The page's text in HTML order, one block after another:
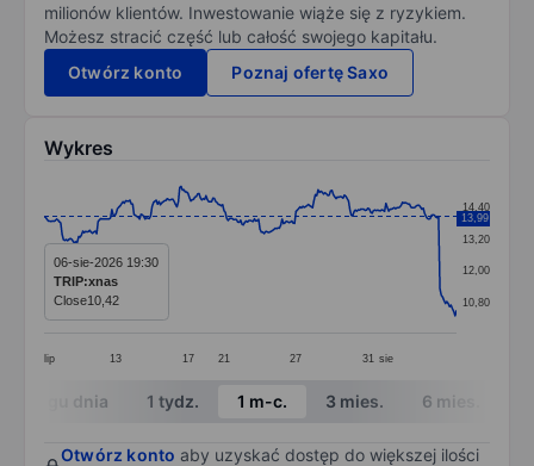
milionów klientów. Inwestowanie wiąże się z ryzykiem.
Możesz stracić część lub całość swojego kapitału.
Otwórz konto
Poznaj ofertę Saxo
Wykres
Line chart with 299 data points.
The chart has 1 X axis displaying categories.
The chart has 1 Y axis displaying values. Data
lip 13 17 21 27 31 sie
10,80
12,00
13,20
14,40
13,99
06-sie-2026 19:30
TRIP:xnas
Close10,42
End of interactive chart.
W ciągu dnia 1 tydz. 1 m-c. 3 mies. 6 mies.
Otwórz konto aby uzyskać dostęp do większej ilości